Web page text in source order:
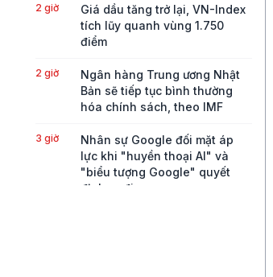
2 giờ
Giá dầu tăng trở lại, VN-Index
tích lũy quanh vùng 1.750
điểm
2 giờ
Ngân hàng Trung ương Nhật
Bản sẽ tiếp tục bình thường
hóa chính sách, theo IMF
3 giờ
Nhân sự Google đối mặt áp
lực khi "huyền thoại AI" và
"biểu tượng Google" quyết
định ra đi